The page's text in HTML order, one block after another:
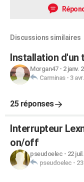
Discussions similaires
Installation d'un
Morgan47- 2 janv.
Carminas- 3
25 réponses
Interrupteur
on/off
pseudoelec - 22
pseudoelec -